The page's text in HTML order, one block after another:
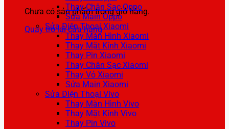
Chưa có sản phẩm trong giỏ hàng.
Quay trở lại cửa hàng
Thay Chân Sạc Oppo
Sửa Main Oppo
Sửa Điện Thoại Xiaomi
Thay Màn Hình Xiaomi
Thay Mặt Kính Xiaomi
Thay Pin Xiaomi
Thay Chân Sạc Xiaomi
Thay Vỏ Xiaomi
Sửa Main Xiaomi
Sửa Điện Thoại Vivo
Thay Màn Hình Vivo
Thay Mặt Kính Vivo
Thay Pin Vivo